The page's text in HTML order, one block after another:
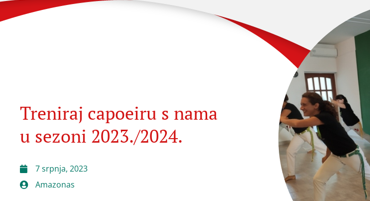
Treniraj capoeiru s nama
u sezoni 2023./2024.
7 srpnja, 2023
Amazonas